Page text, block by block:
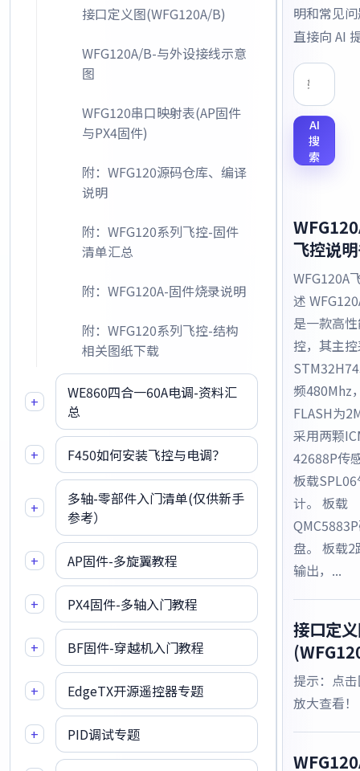
接口定义图(WFG120A/B)
WFG120A/B-与外设接线示意
图
WFG120串口映射表(AP固件
与PX4固件)
附：WFG120源码仓库、编译
说明
附：WFG120系列飞控-固件
清单汇总
附：WFG120A-固件烧录说明
附：WFG120系列飞控-结构
相关图纸下载
+
WE860四合一60A电调-资料汇
总
+ F450如何安装飞控与电调？
+
多轴-零部件入门清单(仅供新手
参考）
+ AP固件-多旋翼教程
+ PX4固件-多轴入门教程
+ BF固件-穿越机入门教程
+ EdgeTX开源遥控器专题
+ PID调试专题
明和常见
直接向 AI
AI
搜
索
飞控说
WFG120A
述
是一款高
控，其主
频480Mhz
FLASH为
采用两颗
42688P传
板载
计。 板载
盘。 板载2
输出，...
接口定
提示：点
放大查看！